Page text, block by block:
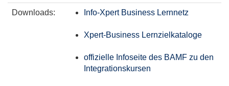
Downloads: Info-Xpert Business Lernnetz
Xpert-Business Lernzielkataloge
offizielle Infoseite des BAMF zu den
Integrationskursen